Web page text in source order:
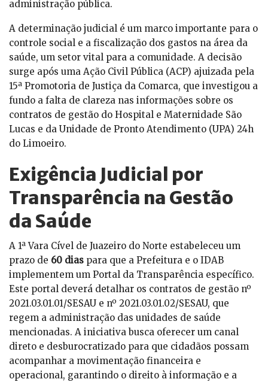
administração pública.
A determinação judicial é um marco importante para o
controle social e a fiscalização dos gastos na área da
saúde, um setor vital para a comunidade. A decisão
surge após uma Ação Civil Pública (ACP) ajuizada pela
15ª Promotoria de Justiça da Comarca, que investigou a
fundo a falta de clareza nas informações sobre os
contratos de gestão do Hospital e Maternidade São
Lucas e da Unidade de Pronto Atendimento (UPA) 24h
do Limoeiro.
Exigência Judicial por
Transparência na Gestão
da Saúde
A 1ª Vara Cível de Juazeiro do Norte estabeleceu um
prazo de 60 dias para que a Prefeitura e o IDAB
implementem um Portal da Transparência específico.
Este portal deverá detalhar os contratos de gestão nº
2021.03.01.01/SESAU e nº 2021.03.01.02/SESAU, que
regem a administração das unidades de saúde
mencionadas. A iniciativa busca oferecer um canal
direto e desburocratizado para que cidadãos possam
acompanhar a movimentação financeira e
operacional, garantindo o direito à informação e a